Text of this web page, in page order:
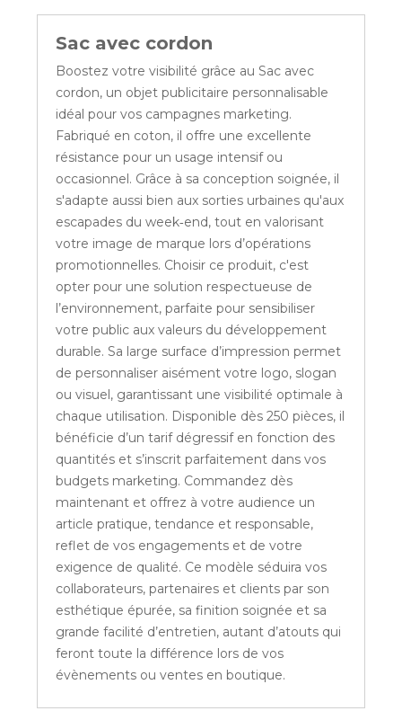
Sac avec cordon
Boostez votre visibilité grâce au Sac avec
cordon, un objet publicitaire personnalisable
idéal pour vos campagnes marketing.
Fabriqué en coton, il offre une excellente
résistance pour un usage intensif ou
occasionnel. Grâce à sa conception soignée, il
s'adapte aussi bien aux sorties urbaines qu'aux
escapades du week‑end, tout en valorisant
votre image de marque lors d’opérations
promotionnelles. Choisir ce produit, c'est
opter pour une solution respectueuse de
l’environnement, parfaite pour sensibiliser
votre public aux valeurs du développement
durable. Sa large surface d’impression permet
de personnaliser aisément votre logo, slogan
ou visuel, garantissant une visibilité optimale à
chaque utilisation. Disponible dès 250 pièces, il
bénéficie d’un tarif dégressif en fonction des
quantités et s’inscrit parfaitement dans vos
budgets marketing. Commandez dès
maintenant et offrez à votre audience un
article pratique, tendance et responsable,
reflet de vos engagements et de votre
exigence de qualité. Ce modèle séduira vos
collaborateurs, partenaires et clients par son
esthétique épurée, sa finition soignée et sa
grande facilité d’entretien, autant d’atouts qui
feront toute la différence lors de vos
évènements ou ventes en boutique.